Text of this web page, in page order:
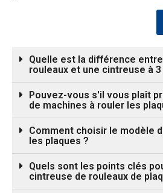
Quelle est la différence
rouleaux et une cintreuse à 3
Pouvez-vous s'il vous plaît
de machines à rouler les
Comment choisir le modèle
les plaques ?
Quels sont les points clés
cintreuse de rouleaux de